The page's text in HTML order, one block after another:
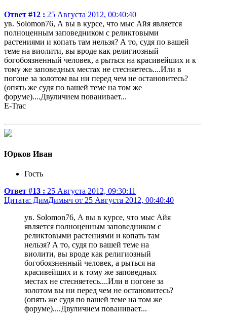
Ответ #12 : 25 Августа 2012, 00:40:40
ув. Solomon76, А вы в курсе, что мыс Айя является
полноценным заповедником с реликтовыми
растениями и копать там нельзя? А то, судя по вашей
теме на виолити, вы вроде как религиозный
богобоязненный человек, а рыться на красивейших и к
тому же заповедных местах не стесняетесь....Или в
погоне за золотом вы ни перед чем не остановитесь?
(опять же судя по вашей теме на том же
форуме)....Двуличием пованивает...
E-Trac
Юрков Иван
Гость
Ответ #13 : 25 Августа 2012, 09:30:11
Цитата: ДимДимыч от 25 Августа 2012, 00:40:40
ув. Solomon76, А вы в курсе, что мыс Айя
является полноценным заповедником с
реликтовыми растениями и копать там
нельзя? А то, судя по вашей теме на
виолити, вы вроде как религиозный
богобоязненный человек, а рыться на
красивейших и к тому же заповедных
местах не стесняетесь....Или в погоне за
золотом вы ни перед чем не остановитесь?
(опять же судя по вашей теме на том же
форуме)....Двуличием пованивает...